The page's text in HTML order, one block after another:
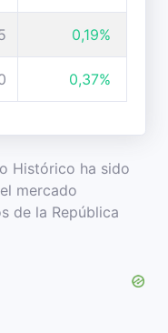
0,19%
0,37%
Histórico ha sido
mercado
de la República